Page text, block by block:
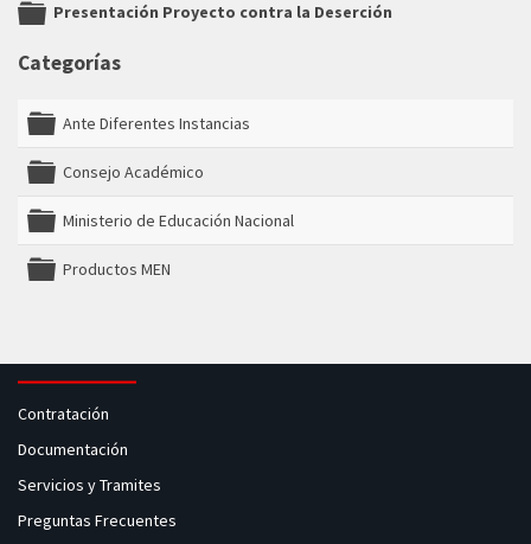
Presentación Proyecto contra la Deserción
Categorías
Ante Diferentes Instancias
Consejo Académico
Ministerio de Educación Nacional
Productos MEN
Contratación
Documentación
Servicios y Tramites
Preguntas Frecuentes